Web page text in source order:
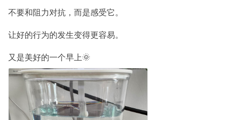
不要和阻力对抗，而是感受它。
让好的行为的发生变得更容易。
又是美好的一个早上🌞